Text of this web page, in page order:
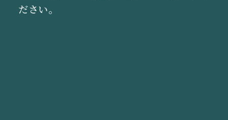
表現し、ナチュラルなグリーンの濃淡で優
ださい。
スマートフォンから事前に沿線のおいしい
表現し、ナチュラルなグリーンの濃淡で優
ださい。